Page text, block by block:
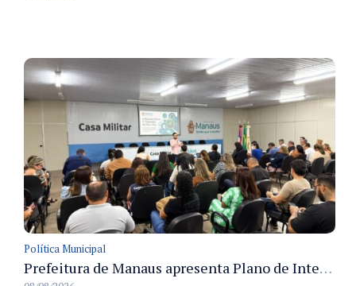
Política Municipal
Prefeitura de Manaus apresenta Plano de Integridade da CGM e qualifica servidores para governança e conformidade no biênio 2027-2028